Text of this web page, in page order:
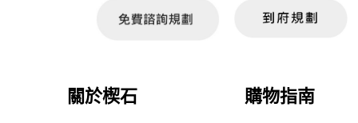
關於楔石 購物指南